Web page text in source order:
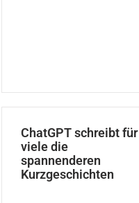
ChatGPT schreibt für
viele die
spannenderen
Kurzgeschichten